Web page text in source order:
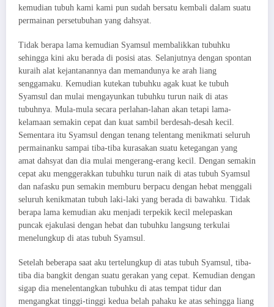
kemudian tubuh kami kami pun sudah bersatu kembali dalam suatu
permainan persetubuhan yang dahsyat.
Tidak berapa lama kemudian Syamsul membalikkan tubuhku
sehingga kini aku berada di posisi atas. Selanjutnya dengan spontan
kuraih alat kejantanannya dan memandunya ke arah liang
senggamaku. Kemudian kutekan tubuhku agak kuat ke tubuh
Syamsul dan mulai mengayunkan tubuhku turun naik di atas
tubuhnya. Mula-mula secara perlahan-lahan akan tetapi lama-
kelamaan semakin cepat dan kuat sambil berdesah-desah kecil.
Sementara itu Syamsul dengan tenang telentang menikmati seluruh
permainanku sampai tiba-tiba kurasakan suatu ketegangan yang
amat dahsyat dan dia mulai mengerang-erang kecil. Dengan semakin
cepat aku menggerakkan tubuhku turun naik di atas tubuh Syamsul
dan nafasku pun semakin memburu berpacu dengan hebat menggali
seluruh kenikmatan tubuh laki-laki yang berada di bawahku. Tidak
berapa lama kemudian aku menjadi terpekik kecil melepaskan
puncak ejakulasi dengan hebat dan tubuhku langsung terkulai
menelungkup di atas tubuh Syamsul.
Setelah beberapa saat aku tertelungkup di atas tubuh Syamsul, tiba-
tiba dia bangkit dengan suatu gerakan yang cepat. Kemudian dengan
sigap dia menelentangkan tubuhku di atas tempat tidur dan
mengangkat tinggi-tinggi kedua belah pahaku ke atas sehingga liang